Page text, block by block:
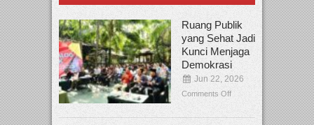
Ruang Publik
yang Sehat Jadi
Kunci Menjaga
Demokrasi
Jun 22, 2026
Comments Off